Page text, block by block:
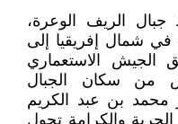
1921، وسط جبال الريف الوعرة،
شمال إفريقيا إلى
الجيش الاستعماري
من سكان الجبال
محمد بن عبد الكريم
والكرامة تحول